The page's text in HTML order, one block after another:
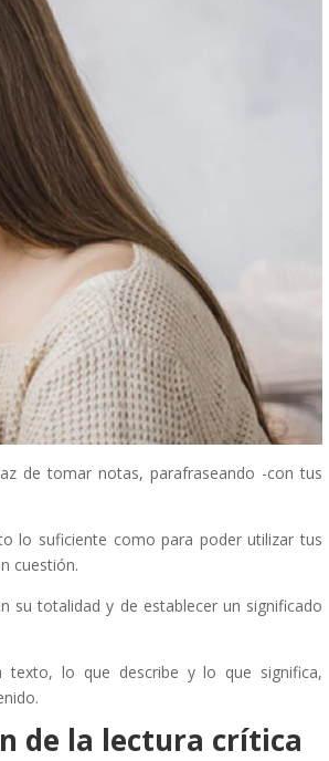
de tomar notas, parafraseando -con tus
lo suficiente como para poder utilizar tus
cuestión.
su totalidad y de establecer un significado
texto, lo que describe y lo que significa,
de la lectura crítica